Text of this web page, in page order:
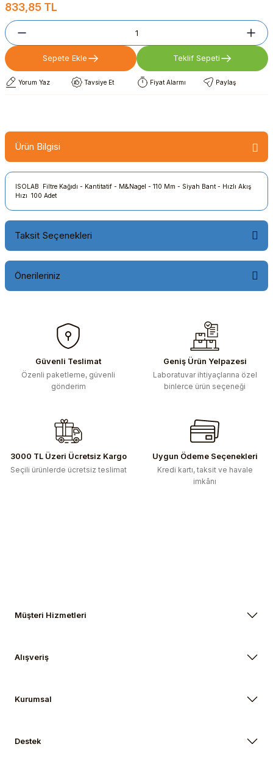
833,85 TL
Sepete Ekle Teklif Sepeti
Yorum Yaz Tavsiye Et Fiyat Alarmı Paylaş
Ürün Bilgisi
ISOLAB Filtre Kağıdı - Kantitatif - M&Nagel - 110 Mm - Siyah Bant - Hızlı Akış
Hızı 100 Adet
Taksit Seçenekleri
Önerileriniz
konularda yetersiz gördüğünüz noktaları öneri formunu
kullanarak tarafımıza iletebilirsiniz.
Görüş ve önerileriniz için teşekkür ederiz.
Ürün resmi kalitesiz, bozuk veya görüntülenemiyor.
Ürün fiyatı diğer sitelerden daha pahalı.
Bu ürüne benzer farklı alternatifler olmalı.
Güvenli Teslimat
Özenli paketleme, güvenli
gönderim
Geniş Ürün Yelpazesi
Laboratuvar ihtiyaçlarına özel
binlerce ürün seçeneği
3000 TL Üzeri Ücretsiz Kargo
Seçili ürünlerde ücretsiz teslimat
Uygun Ödeme Seçenekleri
Kredi kartı, taksit ve havale
imkânı
Müşteri Hizmetleri
Alışveriş
Kurumsal
Destek